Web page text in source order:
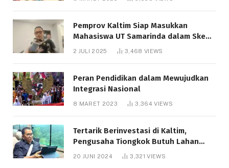
Pemprov Kaltim Siap Masukkan
Mahasiswa UT Samarinda dalam Skema
Bantuan Pendidikan Gratispol
2 JULI 2025 3,468 VIEWS
Peran Pendidikan dalam Mewujudkan
Integrasi Nasional
8 MARET 2023 3,364VIEWS
Tertarik Berinvestasi di Kaltim,
Pengusaha Tiongkok Butuh Lahan
20 JUNI 2024 3,321VIEWS